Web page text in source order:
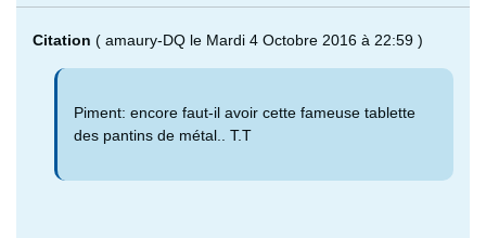
Citation ( amaury-DQ le Mardi 4 Octobre 2016 à 22:59 )
Piment: encore faut-il avoir cette fameuse tablette
des pantins de métal.. T.T